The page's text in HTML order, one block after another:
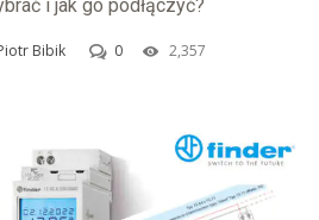
i jak go podłączyć?
Bibik 0 2,357